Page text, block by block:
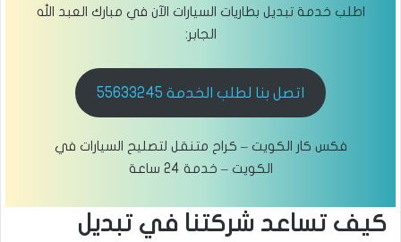
اطلب خدمة تبديل بطاريات السيارات الآن في مبارك العبد الله
الجابر:
اتصل بنا لطلب الخدمة 55633245
فكس كار الكويت – كراح متنقل لتصليح السيارات في
الكويت – خدمة 24 ساعة
كيف تساعد شركتنا في تبديل